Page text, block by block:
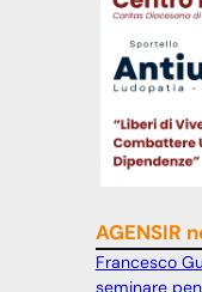
AGENSIR
Francesco
seminare